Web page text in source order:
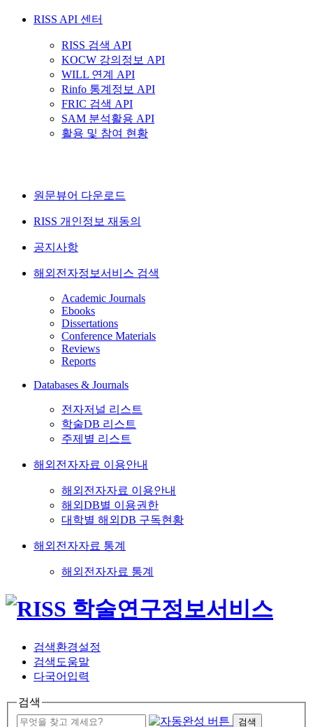
RISS API 센터
RISS 검색 API
KOCW 강의정보 API
WILL 연계 API
Rinfo 통계정보 API
FRIC 검색 API
SAM 분석활용 API
활용 및 참여 현황
원문뷰어 다운로드
RISS 개인정보 재동의
공지사항
해외전자정보서비스 검색
Academic Journals
Ebooks
Dissertations
Conference Materials
Reviews
Reports
Databases & Journals
전자저널 리스트
학술DB 리스트
주제별 리스트
해외전자자료 이용안내
해외전자자료 이용안내
해외DB별 이용권한
대학별 해외DB 구독현황
해외전자자료 통계
해외전자자료 통계
검색환경설정
검색도움말
다국어입력
검색
검색